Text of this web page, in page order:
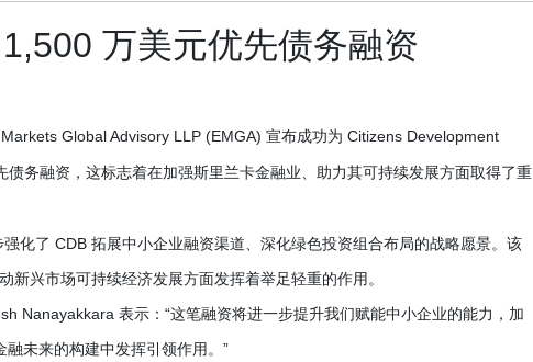
万美元优先债务融资
Global Advisory LLP (EMGA) 宣布成功为 Citizens Development
务融资，这标志着在加强斯里兰卡金融业、助力其可持续发展方面取得了重
化了 CDB 拓展中小企业融资渠道、深化绿色投资组合布局的战略愿景。该
兴市场可持续经济发展方面发挥着举足轻重的作用。
Nanayakkara 表示：“这笔融资将进一步提升我们赋能中小企业的能力，加
未来的构建中发挥引领作用。”